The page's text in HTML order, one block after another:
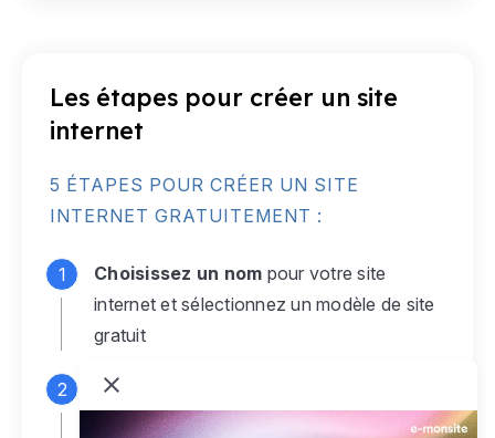
Les étapes pour créer un site
internet
5 ÉTAPES POUR CRÉER UN SITE
INTERNET GRATUITEMENT :
Choisissez un nom pour votre site
internet et sélectionnez un modèle de site
gratuit
Connectez-vous
monsite gratuit pour accéder à votre